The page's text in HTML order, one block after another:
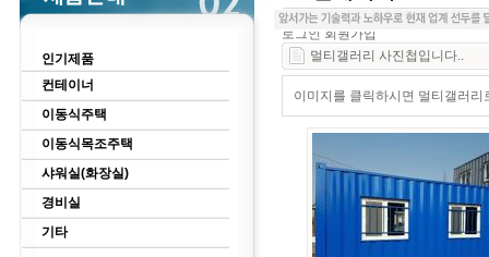
인기제품
컨테이너
이동식주택
이동식목조주택
샤워실(화장실)
경비실
기타
로그인 회원가입
멀티갤러리 사진첩입니다..
이미지를 클릭하시면 멀티갤러